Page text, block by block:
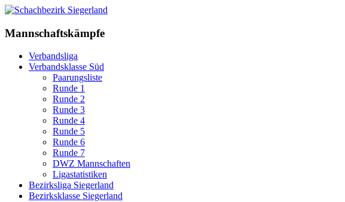
Mannschaftskämpfe
Verbandsliga
Verbandsklasse Süd
Paarungsliste
Runde 1
Runde 2
Runde 3
Runde 4
Runde 5
Runde 6
Runde 7
DWZ Mannschaften
Ligastatistiken
Bezirksliga Siegerland
Bezirksklasse Siegerland